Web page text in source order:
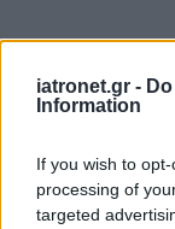
iatronet.gr -
Information
If you wish to
processing of
targeted